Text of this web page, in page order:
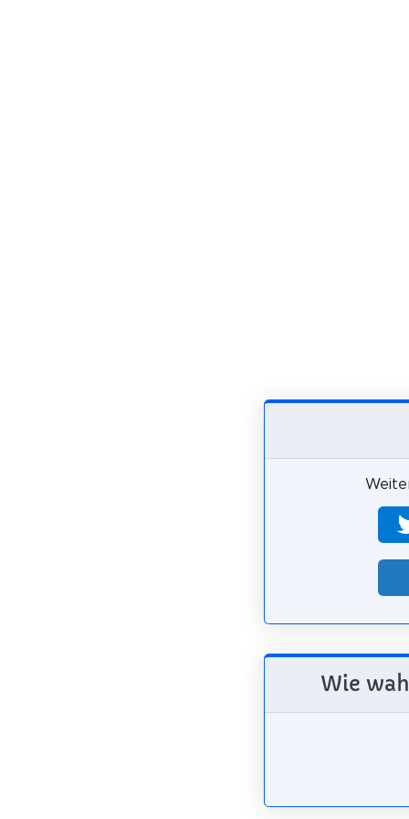
Wie